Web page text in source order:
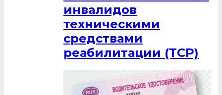
инвалидов
техническими
средствами
реабилитации (ТСР)